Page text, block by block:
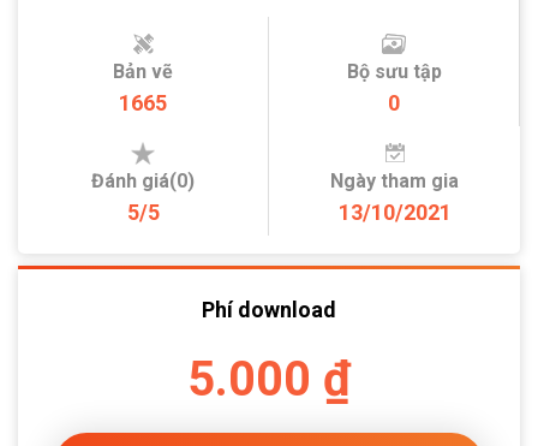
Bản vẽ
1665
Bộ sưu tập
0
Đánh giá(0)
5/5
Ngày tham gia
13/10/2021
Phí download
5.000 ₫